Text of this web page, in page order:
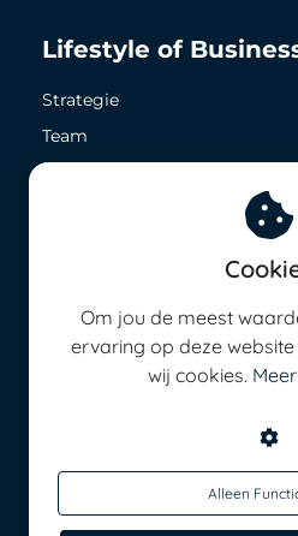
Lifestyle of
Strategie
Team
Energie management
Om jou de meest
ervaring op deze
wij cookies.
Alleen